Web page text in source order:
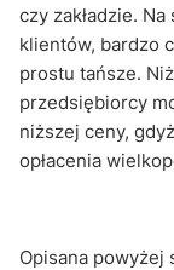
czy zakładzie.
klientów, bardzo
prostu tańsze.
przedsiębiorcy
niższej ceny,
opłacenia
Opisana powyżej